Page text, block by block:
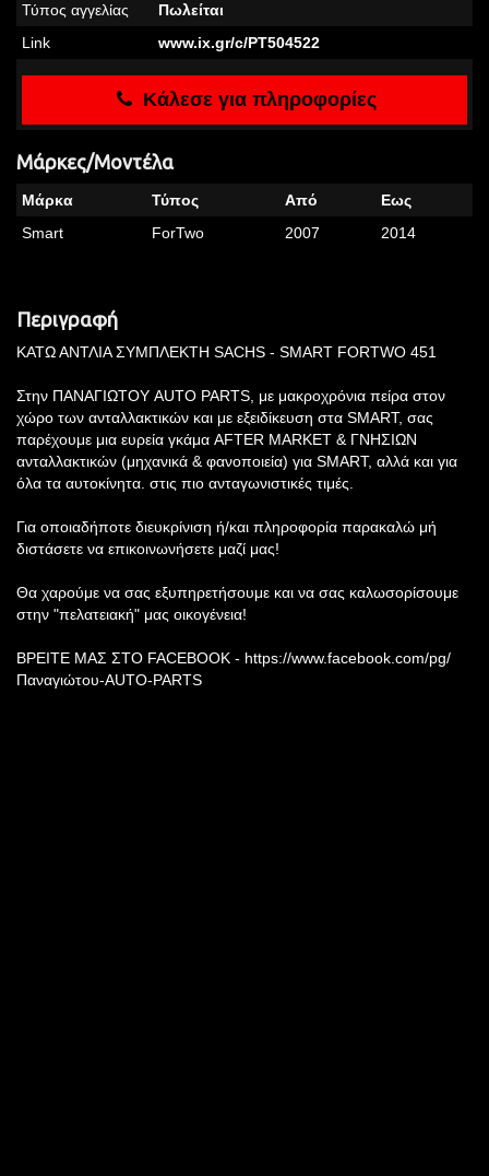
Τύπος αγγελίας
Πωλείται
Link
www.ix.gr/c/PT504522
Κάλεσε για πληροφορίες
Μάρκες/Μοντέλα
Μάρκα Τύπος Από
Εως
Smart
ForTwo 2007 2014
Περιγραφή
ΚΑΤΩ ΑΝΤΛΙΑ ΣΥΜΠΛΕΚΤΗ SACHS - SMART FORTWO 451
Στην ΠΑΝΑΓΙΩΤΟΥ AUTO PARTS, με μακροχρόνια πείρα στον
χώρο των ανταλλακτικών και με εξειδίκευση στα SMART, σας
παρέχουμε μια ευρεία γκάμα AFTER MARKET & ΓΝΗΣΙΩΝ
ανταλλακτικών (μηχανικά & φανοποιεία) για SMART, αλλά και για
όλα τα αυτοκίνητα. στις πιο ανταγωνιστικές τιμές.
Για οποιαδήποτε διευκρίνιση ή/και πληροφορία παρακαλώ μή
διστάσετε να επικοινωνήσετε μαζί μας!
Θα χαρούμε να σας εξυπηρετήσουμε και να σας καλωσορίσουμε
στην "πελατειακή" μας οικογένεια!
ΒΡΕΙΤΕ ΜΑΣ ΣΤΟ FACEBOOK - https://www.facebook.com/pg/
Παναγιώτου-AUTO-PARTS